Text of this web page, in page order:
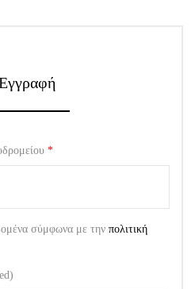
*
σύμφωνα με την πολιτική